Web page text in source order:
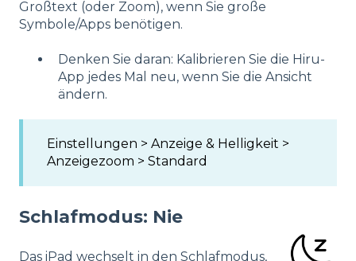
Großtext (oder Zoom), wenn Sie große
Symbole/Apps benötigen.
Denken Sie daran: Kalibrieren Sie die Hiru-
App jedes Mal neu, wenn Sie die Ansicht
ändern.
Einstellungen > Anzeige & Helligkeit >
Anzeigezoom > Standard
Schlafmodus: Nie
Das iPad wechselt in den Schlafmodus,